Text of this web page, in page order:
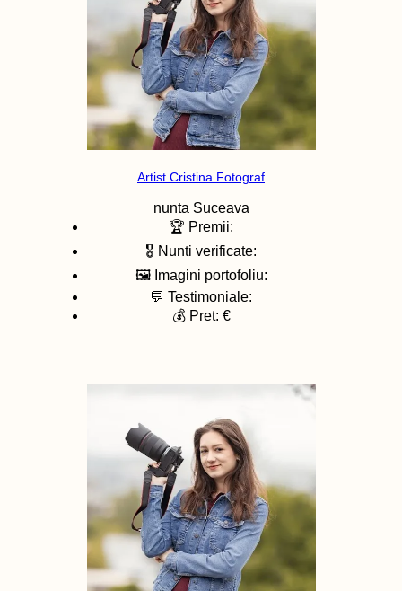
Artist Cristina Fotograf
nunta Suceava
🏆 Premii:
🎖️ Nunti verificate:
🖼️ Imagini portofoliu:
💬 Testimoniale:
💰 Pret: €